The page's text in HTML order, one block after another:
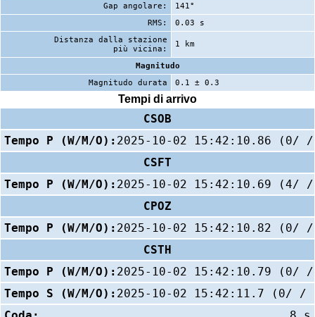
Gap angolare:
141°
RMS:
0.03 s
Distanza dalla stazione
più vicina:
1 km
Magnitudo
Magnitudo durata
0.1 ± 0.3
Tempi di arrivo
CSOB
Tempo P (W/M/O): 2025-10-02 15:42:10.86 (0/
CSFT
Tempo P (W/M/O): 2025-10-02 15:42:10.69 (4/
CPOZ
Tempo P (W/M/O): 2025-10-02 15:42:10.82 (0/
CSTH
Tempo P (W/M/O): 2025-10-02 15:42:10.79 (0/
Tempo S (W/M/O): 2025-10-02 15:42:11.7 (0/ /